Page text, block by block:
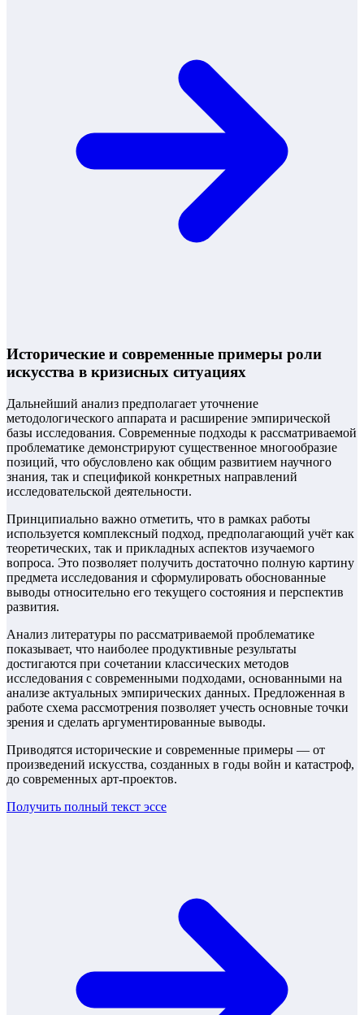
Исторические и современные примеры роли
искусства в кризисных ситуациях
Дальнейший анализ предполагает уточнение
методологического аппарата и расширение эмпирической
базы исследования. Современные подходы к рассматриваемой
проблематике демонстрируют существенное многообразие
позиций, что обусловлено как общим развитием научного
знания, так и спецификой конкретных направлений
исследовательской деятельности.
Принципиально важно отметить, что в рамках работы
используется комплексный подход, предполагающий учёт как
теоретических, так и прикладных аспектов изучаемого
вопроса. Это позволяет получить достаточно полную картину
предмета исследования и сформулировать обоснованные
выводы относительно его текущего состояния и перспектив
развития.
Анализ литературы по рассматриваемой проблематике
показывает, что наиболее продуктивные результаты
достигаются при сочетании классических методов
исследования с современными подходами, основанными на
анализе актуальных эмпирических данных. Предложенная в
работе схема рассмотрения позволяет учесть основные точки
зрения и сделать аргументированные выводы.
Приводятся исторические и современные примеры — от
произведений искусства, созданных в годы войн и катастроф,
до современных арт-проектов.
Получить полный текст эссе